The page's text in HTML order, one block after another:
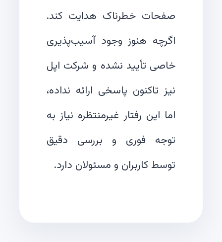
صفحات خطرناک هدایت کند.
اگرچه هنوز وجود آسیب‌پذیری
خاصی تأیید نشده و شرکت اپل
نیز تاکنون پاسخی ارائه نداده،
اما این رفتار غیرمنتظره نیاز به
توجه فوری و بررسی دقیق
توسط کاربران و مسئولان دارد.